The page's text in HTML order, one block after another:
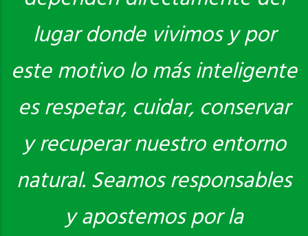
lugar donde vivimos y por
este motivo lo más inteligente
es respetar, cuidar, conservar
y recuperar nuestro entorno
natural. Seamos responsables
y apostemos por la